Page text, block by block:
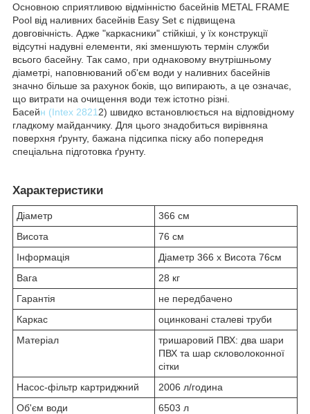
Основною сприятливою відмінністю басейнів METAL FRAME
Pool від наливних басейнів Easy Set є підвищена
довговічність. Адже "каркасники" стійкіші, у їх конструкції
відсутні надувні елементи, які зменшують термін служби
всього басейну. Так само, при однаковому внутрішньому
діаметрі, наповнюваний об'єм води у наливних басейнів
значно більше за рахунок боків, що випирають, а це означає,
що витрати на очищення води теж істотно різні.
Басейн (Intex 2821 2) швидко встановлюється на відповідному
гладкому майданчику. Для цього знадобиться вирівняна
поверхня ґрунту, бажана підсипка піску або попередня
спеціальна підготовка ґрунту.
Характеристики
Діаметр
366 см
Висота
76 см
Інформація
Діаметр 366 x Висота 76см
Вага
28 кг
Гарантія
не передбачено
Каркас
оцинковані сталеві труби
Матеріал
тришаровий ПВХ: два шари
ПВХ та шар скловолоконної
сітки
Насос-фільтр картриджний
2006 л/година
Об'єм води
6503 л